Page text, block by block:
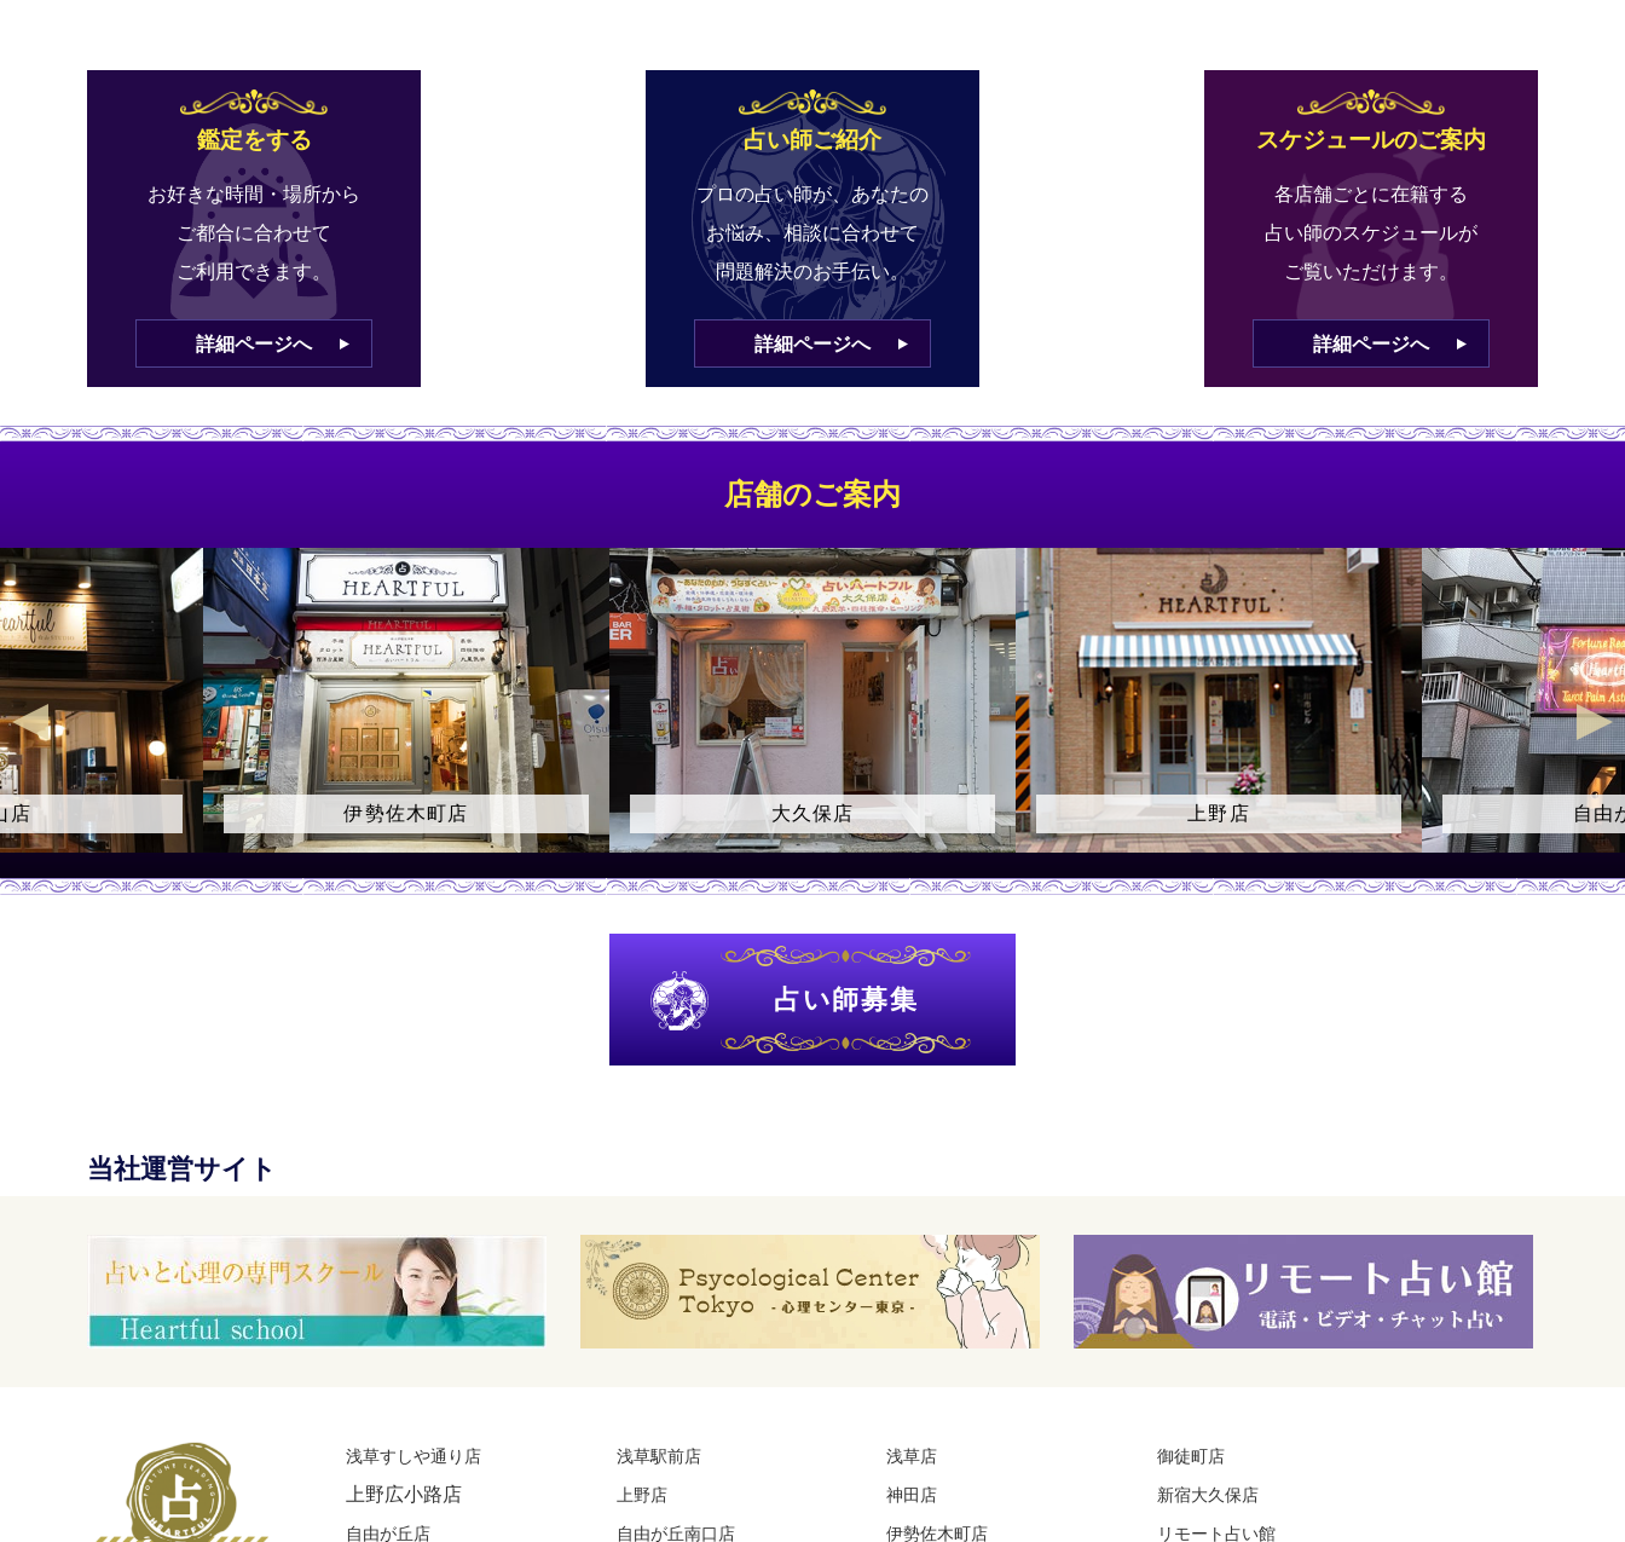
鑑定をする
お好きな時間・場所から
ご都合に合わせて
ご利用できます。
詳細ページへ
占い師ご紹介
プロの占い師が、あなたの
お悩み、相談に合わせて
問題解決のお手伝い。
詳細ページへ
スケジュールのご案内
各店舗ごとに在籍する
占い師のスケジュールが
ご覧いただけます。
詳細ページへ
店舗のご案内
町店 大久保店 上野店 自由が丘店 御
占い師募集
当社運営サイト
浅草すしや通り店 浅草駅前店 浅草店 御徒町店
上野広小路店 上野店 神田店
新宿大久保店
自由が丘店
自由が丘南口店 伊勢佐木町店 リモート占い館